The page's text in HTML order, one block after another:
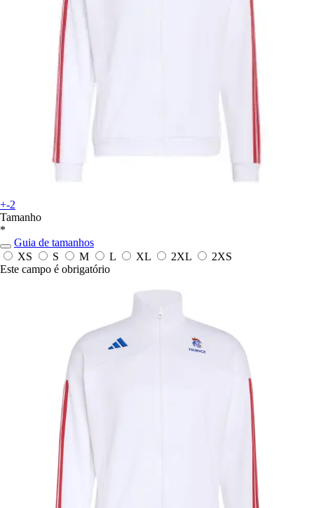
+-2
Tamanho
*
Guia de tamanhos
XS
S M L XL 2XL
2XS
Este campo é obrigatório